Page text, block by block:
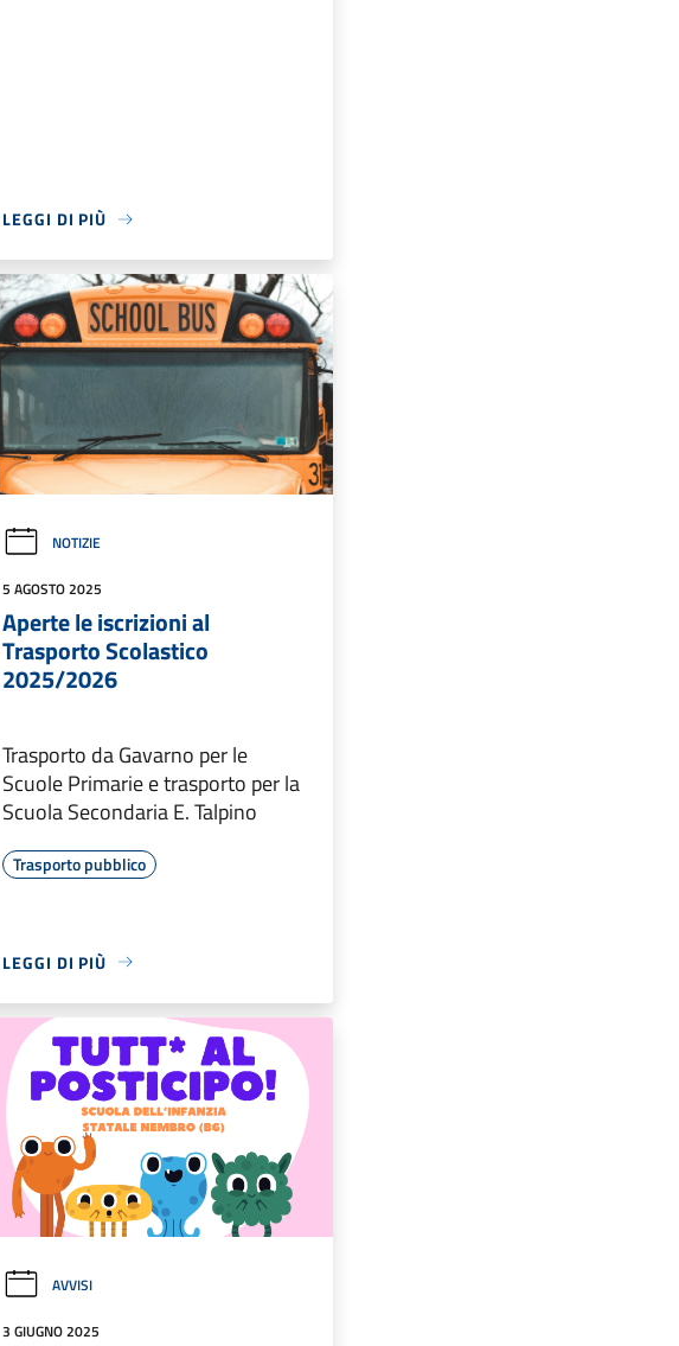
LEGGI DI PIÙ
NOTIZIE
5 AGOSTO 2025
Aperte le iscrizioni al
Trasporto Scolastico
2025/2026
Trasporto da Gavarno per le
Scuole Primarie e trasporto per la
Scuola Secondaria E. Talpino
Trasporto pubblico
LEGGI DI PIÙ
AVVISI
3 GIUGNO 2025